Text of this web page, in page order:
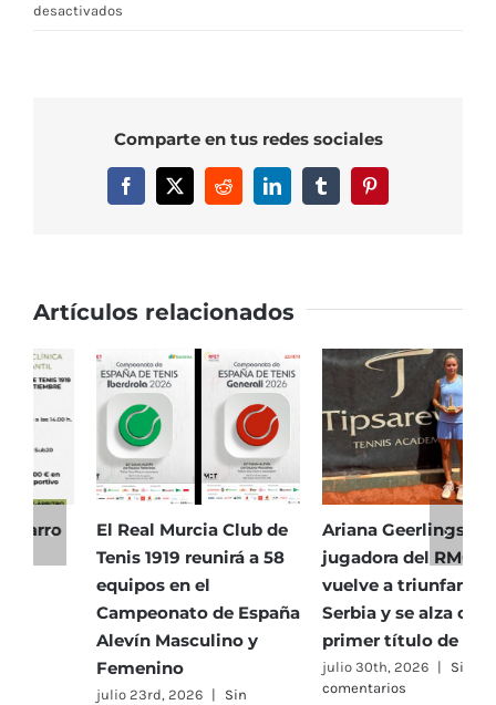
desactivados
García,
dos
promesas
el
RMCT
1919
Comparte en tus redes sociales
Facebook
X RedditLinkedInTumblrPinterest
Artículos relacionados
El Real Murcia Club de
Tenis 1919 reunirá a 58
equipos en el
Campeonato de España
Alevín Masculino y
Femenino
julio 23rd, 2026 | Sin
Ariana Geerlings,
jugadora del RMCT,
vuelve a triunfar en
Serbia y se alza con su
primer título de 2026
julio 30th, 2026 | Sin
comentarios